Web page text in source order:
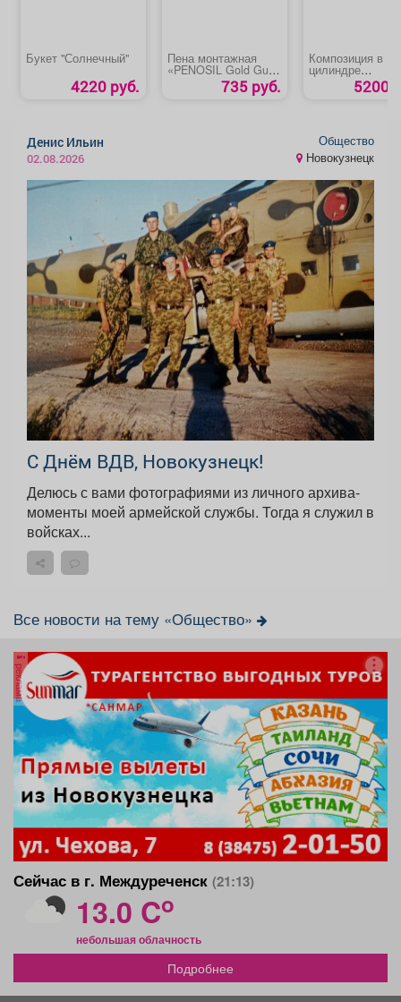
Букет "Солнечный"
4220 руб.
Пена монтажная
«PENOSIL Gold Gun
65 ПРОФ»735 руб.
Композиция в
цилиндре
«Волшебный
5200
Денис Ильин
02.08.2026
Общество
Новокузнецк
С Днём ВДВ, Новокузнецк!
Делюсь с вами фотографиями из личного архива-
моменты моей армейской службы. Тогда я служил в
войсках...
Все новости на тему «Общество»
реклама
Сейчас в г. Междуреченск (21:13)
13.0 Co
небольшая облачность
Подробнее